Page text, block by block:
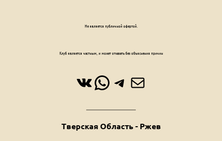
ВКонтакте
WhatsApp
Telegram
Почта
Тверская Область - Ржев